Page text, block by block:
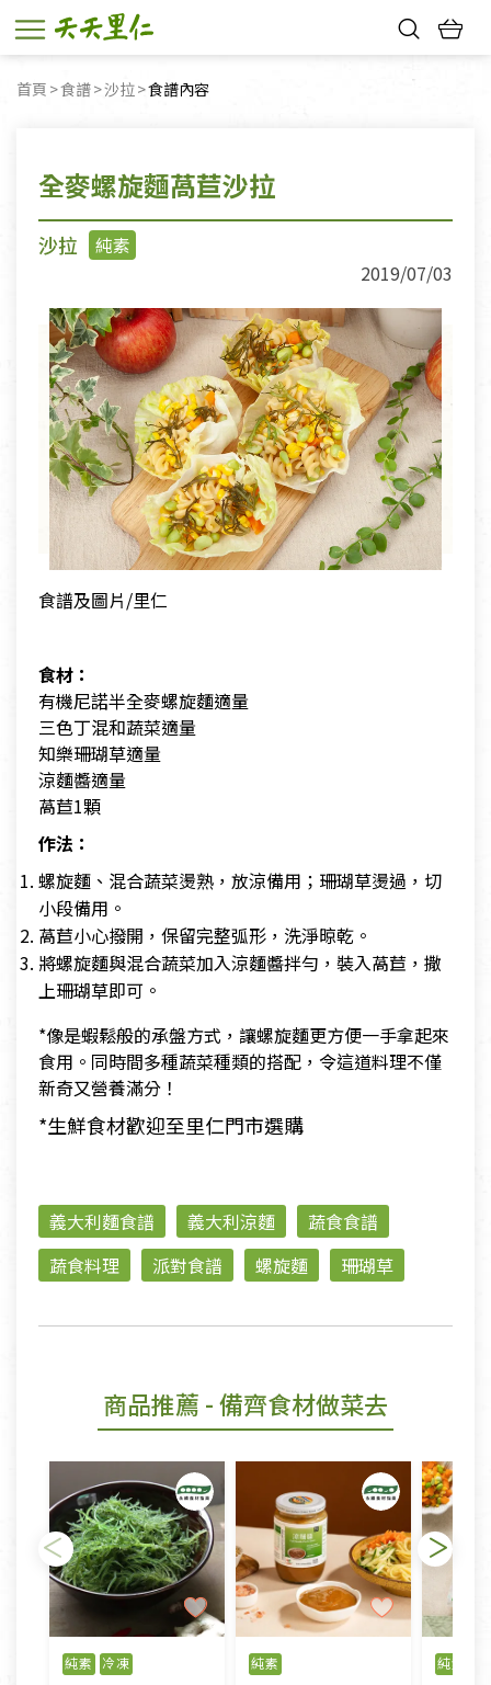
首頁 食譜 沙拉 目前頁面：
食譜內容
全麥螺旋麵萵苣沙拉
沙拉
純素
2019/07/03
食譜及圖片/里仁
食材：
有機尼諾半全麥螺旋麵適量
三色丁混和蔬菜適量
知樂珊瑚草適量
涼麵醬適量
萵苣1顆
作法：
螺旋麵、混合蔬菜燙熟，放涼備用；珊瑚草燙過，切
小段備用。
萵苣小心撥開，保留完整弧形，洗淨晾乾。
將螺旋麵與混合蔬菜加入涼麵醬拌勻，裝入萵苣，撒
上珊瑚草即可。
*像是蝦鬆般的承盤方式，讓螺旋麵更方便一手拿起來
食用。同時間多種蔬菜種類的搭配，令這道料理不僅
新奇又營養滿分！
*生鮮食材歡迎至里仁門市選購
義大利麵食譜 義大利涼麵
蔬食食譜
蔬食料理
派對食譜 螺旋麵 珊瑚草
商品推薦 - 備齊食材做菜去
純素 冷凍 純素 純素